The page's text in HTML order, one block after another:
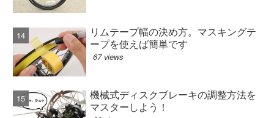
リムテープ幅の決め方。マスキングテ
ープを使えば簡単です
67 views
機械式ディスクブレーキの調整方法を
マスターしよう！